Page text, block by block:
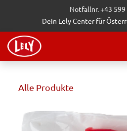
Zum Inhalt springenNotfallnr. +43 599
Dein Lely Center für
Alle Produkte